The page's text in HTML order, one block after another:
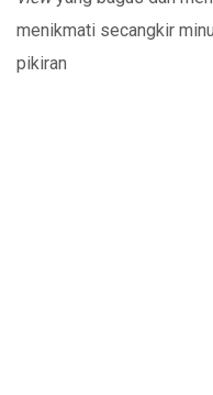
menikmati secangkir
pikiran